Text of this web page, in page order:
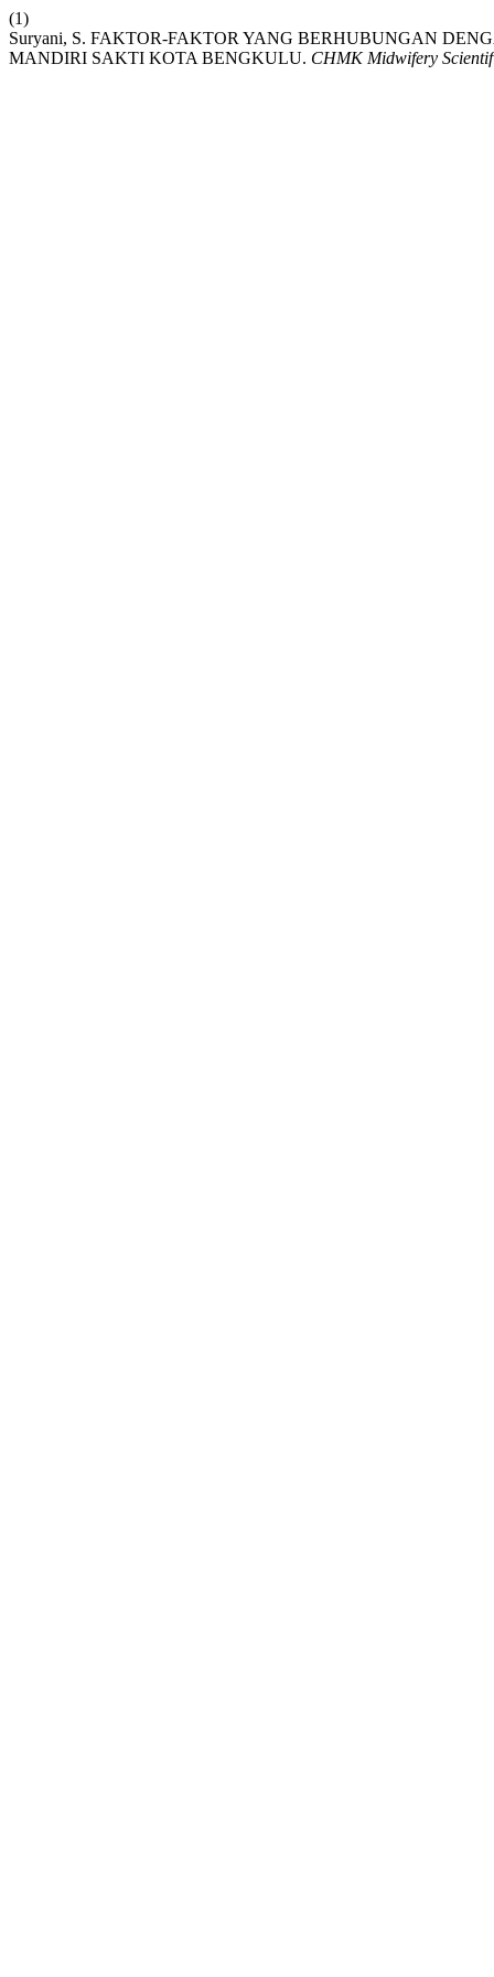
(1)
Suryani, S. FAKTOR-FAKTOR YANG BERHUBUNGAN
MANDIRI SAKTI KOTA BENGKULU. CHMK Midwifery